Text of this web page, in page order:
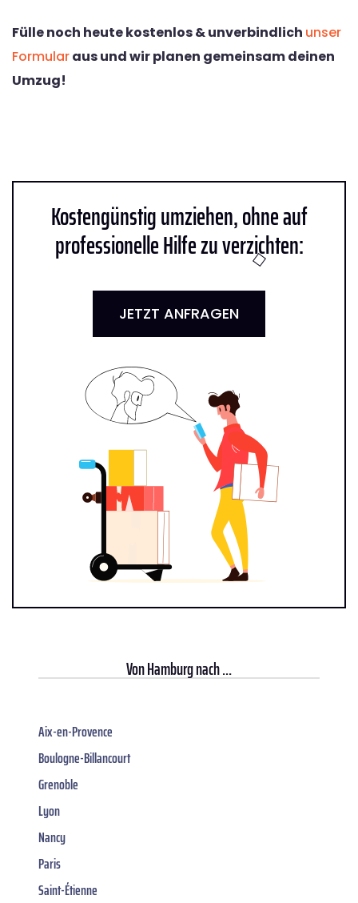
Fülle noch heute kostenlos & unverbindlich unser
Formularaus und wir planen gemeinsam deinen
Umzug!
Kostengünstig umziehen, ohne auf
professionelle Hilfe zu verzichten:
JETZT ANFRAGEN
VonHamburgnach ...
Aix-en-Provence
Boulogne-Billancourt
Grenoble
Lyon
Nancy
Paris
Saint-Étienne